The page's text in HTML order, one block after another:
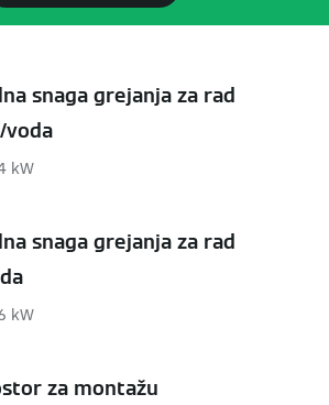
snaga grejanja za rad
voda
kW
snaga grejanja za rad
kW
za montažu